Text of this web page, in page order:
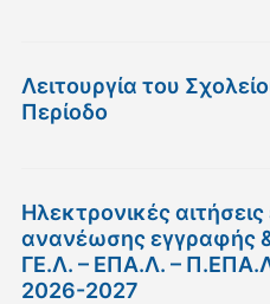
Λειτουργία του
Περίοδο
Ηλεκτρονικές
ανανέωσης εγγραφής
ΓΕ.Λ. – ΕΠΑ.Λ. –
2026-2027